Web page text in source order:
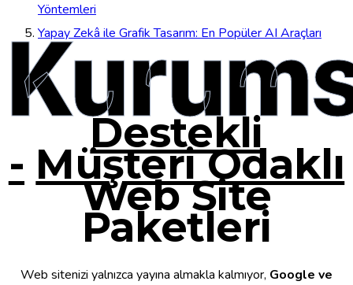
Yöntemleri
Yapay Zekâ ile Grafik Tasarım: En Popüler AI Araçları
Destekli
- Müşteri Odaklı
Web Site
Paketleri
Web sitenizi yalnızca yayına almakla kalmıyor, Google ve